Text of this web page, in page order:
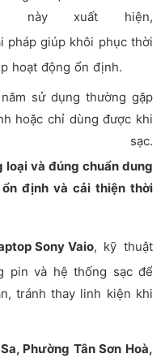
này xuất hiện,
pháp giúp khôi phục thời
hoạt động ổn định.
sử dụng thường gặp
hoặc chỉ dùng được khi
loại và đúng chuẩn dung
định và cải thiện thời
Sony Vaio, kỹ thuật
pin và hệ thống sạc để
tránh thay linh kiện khi
Phường Tân Sơn Hoà,